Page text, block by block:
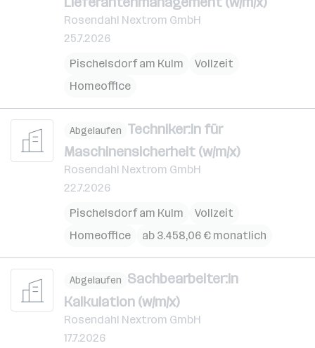
Rosendahl Nextrom GmbH
25.7.2026
Pischelsdorf am Kulm
Vollzeit
Homeoffice
Abgelaufen Techniker:in für
Maschinensicherheit (w/m/x)
Rosendahl Nextrom GmbH
22.7.2026
Pischelsdorf am Kulm
Vollzeit
Homeoffice
ab 3.458,06 € monatlich
Abgelaufen Sachbearbeiter:in
Kalkulation (w/m/x)
Rosendahl Nextrom GmbH
17.7.2026